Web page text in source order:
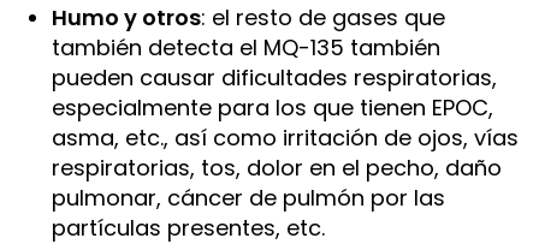
Humo y otros: el resto de gases que
también detecta el MQ-135 también
pueden causar dificultades respiratorias,
especialmente para los que tienen EPOC,
asma, etc., así como irritación de ojos, vías
respiratorias, tos, dolor en el pecho, daño
pulmonar, cáncer de pulmón por las
partículas presentes, etc.